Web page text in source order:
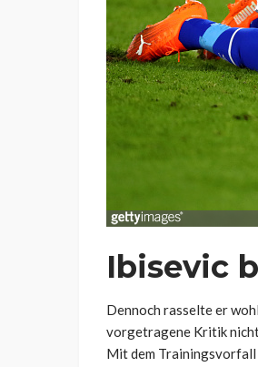
Ibisevic
Dennoch rasselte er
vorgetragene Kritik nicht
Mit dem Trainingsvorfall